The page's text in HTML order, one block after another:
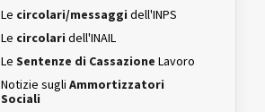
Le circolari/messaggi dell'INPS
Le circolari dell'INAIL
Le Sentenze di Cassazione Lavoro
Notizie sugli Ammortizzatori
Sociali